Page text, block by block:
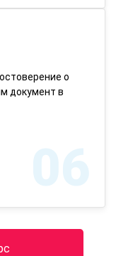
о
документ в
06